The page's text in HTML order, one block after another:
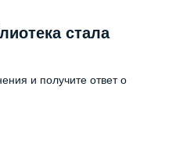
стала
и получите ответ о